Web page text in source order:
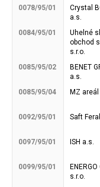
0078/95/01
Crystal
a.s.
0084/95/01
Uhelné
obchod
s.r.o.
0085/95/02
BENET
a.s.
0085/95/04 MZ areál
0092/95/01 Saft
0097/95/01 ISH a.s.
0099/95/01
s.r.o.